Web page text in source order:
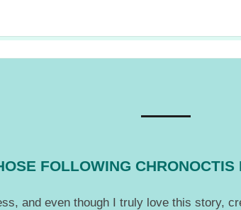
FOLLOWING
and even though I truly love this story,